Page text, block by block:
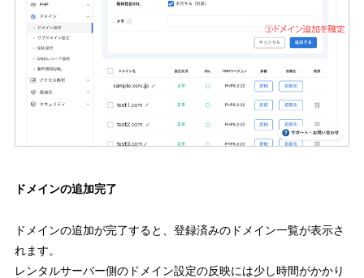
ドメインの追加完了
ドメインの追加が完了すると、登録済みのドメイン一覧が表示さ
れます。
レンタルサーバー側のドメイン設定の反映には少し時間がかかり